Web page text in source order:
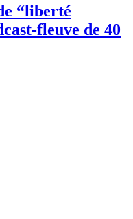
“liberté
fleuve de 40